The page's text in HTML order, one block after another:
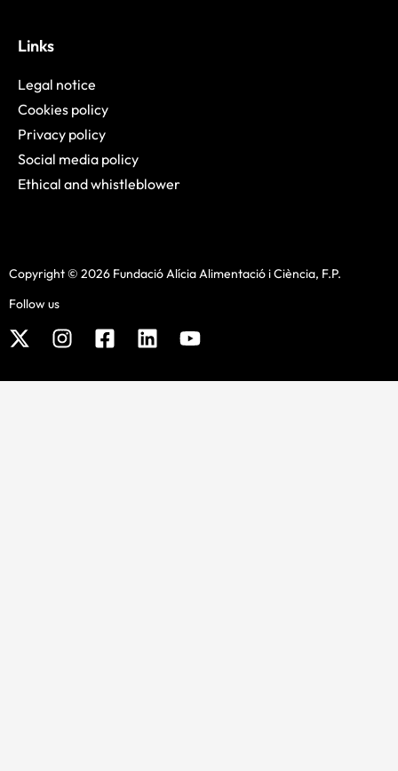
Links
Legal notice
Cookies policy
Privacy policy
Social media policy
Ethical and whistleblower
Copyright © 2026 Fundació Alícia Alimentació i Ciència, F.P.
Follow us